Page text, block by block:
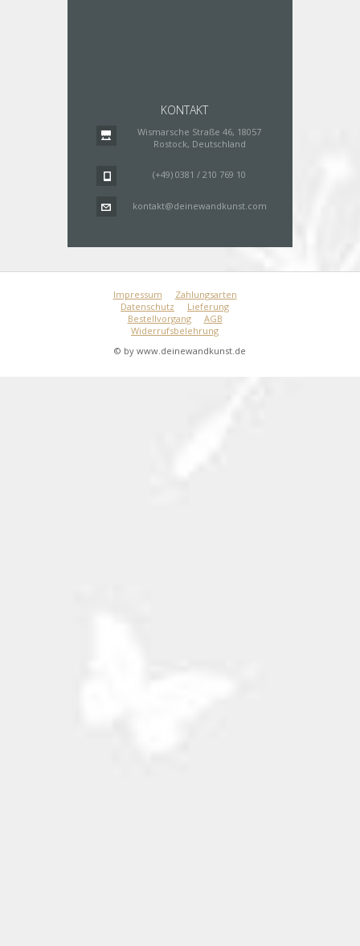
KONTAKT
Wismarsche Straße 46, 18057
Rostock, Deutschland
(+49) 0381 / 210 769 10
kontakt@deinewandkunst.com
Impressum
Zahlungsarten
Datenschutz
Lieferung
Bestellvorgang
AGB
Widerrufsbelehrung
© by www.deinewandkunst.de